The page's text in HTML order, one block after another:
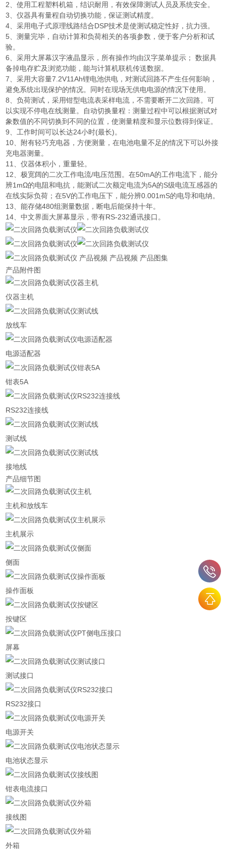
2、使用工程塑料机箱，结识耐用，有效保障测试人员及系统安全。
3、仪器具有量程自动切换功能，保证测试精度。
4、采用电子式原理线路结合DSP技术是使测试稳定性好，抗力强。
5、测量完毕，自动计算和负荷相关的各项参数，便于客户分析和试
验。
6、采用大屏幕汉字液晶显示，所有操作均由汉字菜单提示； 数据具
备掉电存贮及浏览功能，能与计算机联机传送数据。
7、采用大容量7.2V11Ah锂电池供电，对测试回路不产生任何影响，
避免系统出现保护的情况。同时在现场无供电电源的情况下使用。
8、负荷测试，采用钳型电流表采样电流，不需要断开二次回路。可
以实现不停电在线测量。自动切换量程：测量过程中可以根据测试对
象数值的不同切换到不同的位置，使测量精度和显示位数得到保证。
9、工作时间可以长达24小时(最长)。
10、附有轻巧充电器，方便测量，在电池电量不足的情况下可以外接
充电器测量。
11、仪器体积小，重量轻。
12、极宽阔的二次工作电流/电压范围。在50mA的工作电流下，能分
辨1mΩ的电阻和电抗，能测试二次额定电流为5A的S级电流互感器的
在线实际负荷；在5V的工作电压下，能分辨0.001mS的电导和电纳。
13、能存储480组测量数据，断电后能保持十年。
14、中文界面大屏幕显示，带有RS-232通讯接口。
产品视频 产品视频 产品图集
产品附件图
仪器主机
放线车
电源适配器
钳表5A
RS232连接线
测试线
接地线
产品细节图
主机和放线车
主机展示
侧面
操作面板
按键区
屏幕
测试接口
RS232接口
电源开关
电池状态显示
钳表电流接口
接线图
外箱